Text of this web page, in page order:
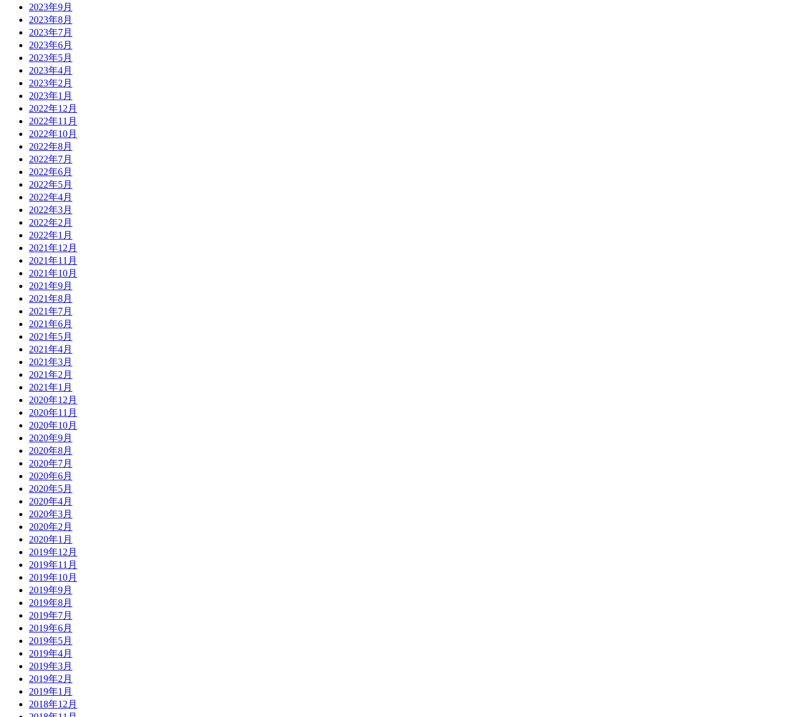
2023年9月
2023年8月
2023年7月
2023年6月
2023年5月
2023年4月
2023年2月
2023年1月
2022年12月
2022年11月
2022年10月
2022年8月
2022年7月
2022年6月
2022年5月
2022年4月
2022年3月
2022年2月
2022年1月
2021年12月
2021年11月
2021年10月
2021年9月
2021年8月
2021年7月
2021年6月
2021年5月
2021年4月
2021年3月
2021年2月
2021年1月
2020年12月
2020年11月
2020年10月
2020年9月
2020年8月
2020年7月
2020年6月
2020年5月
2020年4月
2020年3月
2020年2月
2020年1月
2019年12月
2019年11月
2019年10月
2019年9月
2019年8月
2019年7月
2019年6月
2019年5月
2019年4月
2019年3月
2019年2月
2019年1月
2018年12月